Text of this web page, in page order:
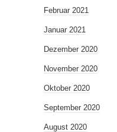
Februar 2021
Januar 2021
Dezember 2020
November 2020
Oktober 2020
September 2020
August 2020